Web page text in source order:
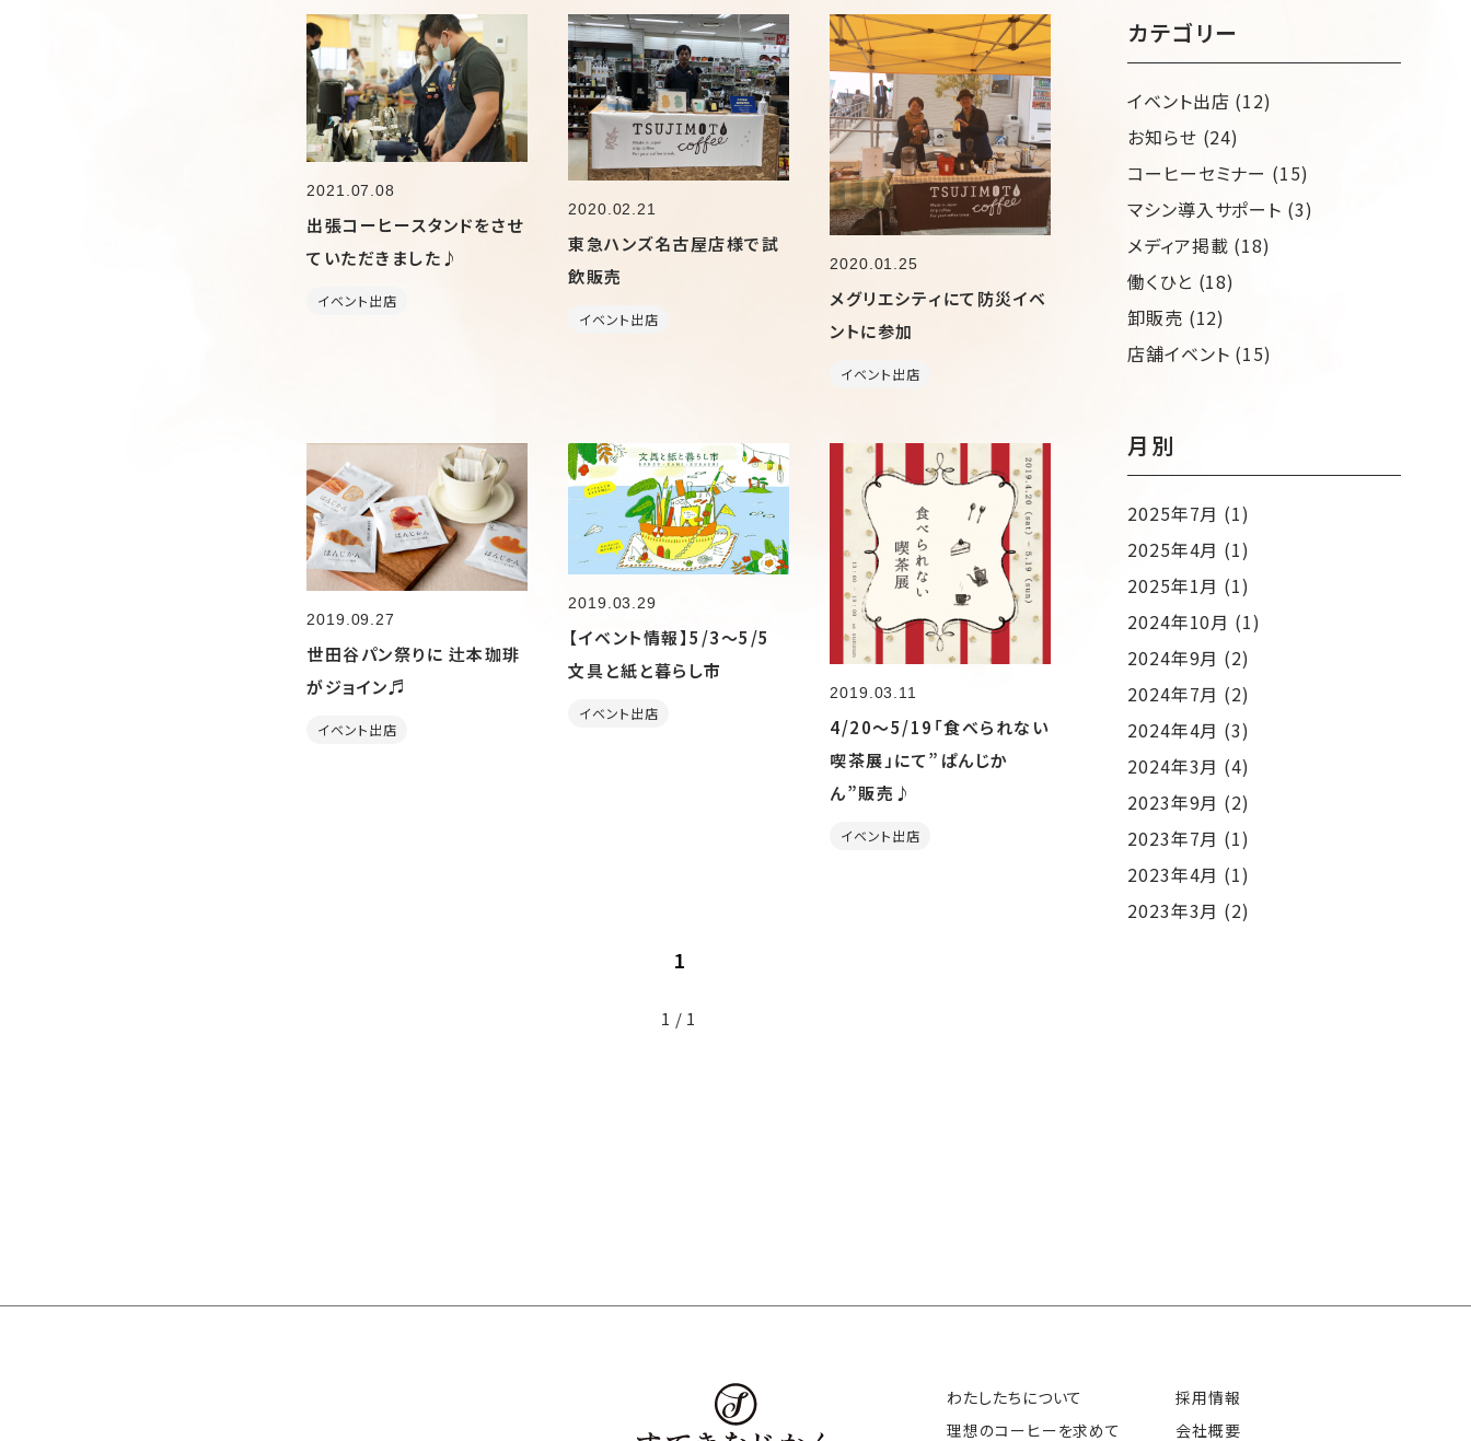
2021.07.08
出張コーヒースタンドをさせ
ていただきました♪
イベント出店
2020.02.21
東急ハンズ名古屋店様で試
飲販売
イベント出店
2020.01.25
メグリエシティにて防災イベ
ントに参加
イベント出店
2019.09.27
世田谷パン祭りに 辻本珈琲
がジョイン♬
イベント出店
2019.03.29
【イベント情報】5/3～5/5
文具と紙と暮らし市
イベント出店
2019.03.11
4/20～5/19「食べられない
喫茶展」にて”ぱんじか
ん”販売♪
イベント出店
1
1 / 1
カテゴリー
イベント出店 (12)
お知らせ (24)
コーヒーセミナー (15)
マシン導入サポート (3)
メディア掲載 (18)
働くひと (18)
卸販売 (12)
店舗イベント (15)
月別
2025年7月 (1)
2025年4月 (1)
2025年1月 (1)
2024年10月 (1)
2024年9月 (2)
2024年7月 (2)
2024年4月 (3)
2024年3月 (4)
2023年9月 (2)
2023年7月 (1)
2023年4月 (1)
2023年3月 (2)
わたしたちについて
採用情報
理想のコーヒーを求めて
会社概要